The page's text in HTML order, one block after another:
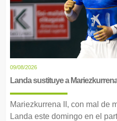
09/08/2026
Landa sustituye a
Mariezkurrena II, con mal de
Landa este domingo en el